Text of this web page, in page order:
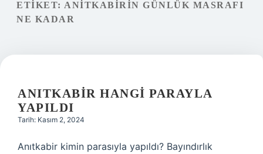
Hakkımızda
ETIKET: ANITKABIRIN GÜNLÜK MASRAFI
NE KADAR
ANITKABIR HANGI PARAYLA
YAPILDI
Tarih: Kasım 2, 2024
Anıtkabir kimin parasıyla yapıldı? Bayındırlık